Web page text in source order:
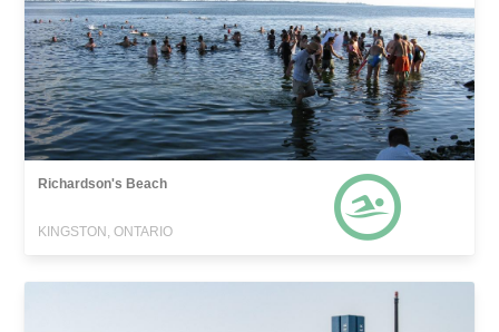
Richardson's Beach
KINGSTON, ONTARIO